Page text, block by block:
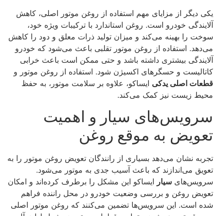
یکی دیگر از مزایای مهم استفاده از روغن موتور اصلی، کاهش
آلایندگی خودرو است. روغن استاندارد با ترکیبات ویژه خود،
سوخت را بهینه می‌کند و میزان تولید ذرات معلق و دود را کاهش
می‌دهد. استفاده از روغن موتور تقلبی باعث می‌شود که خودرو
آلایندگی بیشتری داشته باشد و حتی ممکن است باعث خرابی
کاتالیست و حسگرهای اکسیژن شود. استفاده از روغن موتور و
قطعات اصلی یدکی ایساکو، علاوه بر سلامت موتور، به حفظ
محیط زیست نیز کمک می‌کند.
سرویس‌های سیار و اهمیت
تعویض به موقع روغن
تجربه نشان می‌دهد بسیاری از رانندگان تعویض روغن موتور را به
تعویق می‌اندازند که باعث آسیب جدی به موتور می‌شود.
سرویس‌های سیار ایساکو این مشکل را برطرف کرده‌اند و امکان
تعویض روغن و بررسی وضعیت خودرو در محل راننده فراهم
شده است. این سرویس‌ها تضمین می‌کنند که روغن موتور اصلی